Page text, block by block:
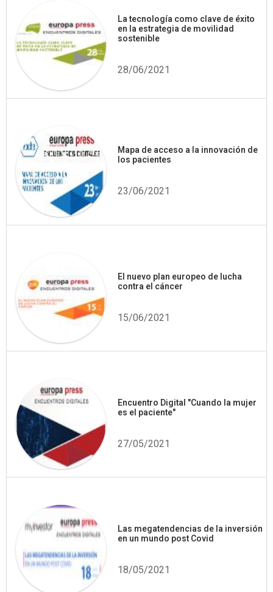
La tecnología como clave de éxito
en la estrategia de movilidad
sostenible
28/06/2021
Mapa de acceso a la innovación de
los pacientes
23/06/2021
El nuevo plan europeo de lucha
contra el cáncer
15/06/2021
Encuentro Digital "Cuando la mujer
es el paciente"
27/05/2021
Las megatendencias de la inversión
en un mundo post Covid
18/05/2021